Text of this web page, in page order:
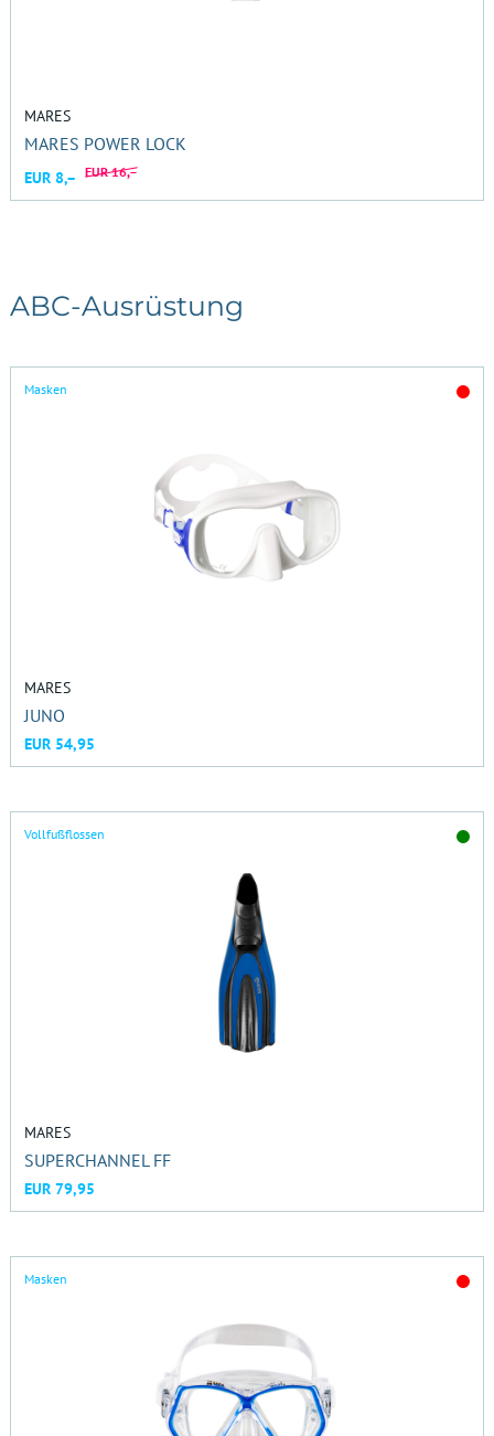
MARES
MARES POWER LOCK
EUR 8,– EUR 16,–
ABC-Ausrüstung
Masken
MARES
JUNO
EUR 54,95
Vollfußflossen
MARES
SUPERCHANNEL FF
EUR 79,95
Masken